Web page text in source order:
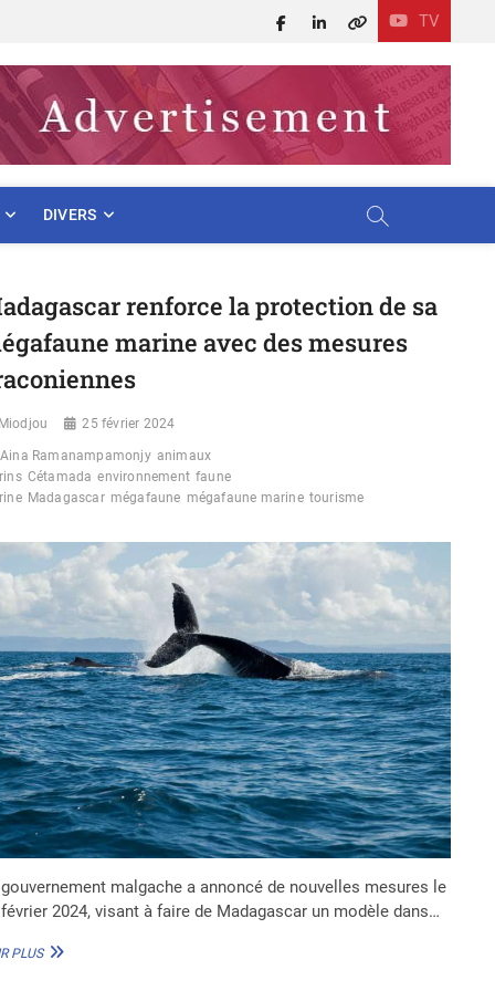
TV
Facebook
LinkedIn
X
DIVERS
renforce la protection de sa
marine avec des mesures
Miodjou 25 février 2024
Aina Ramanampamonjy animaux
Cétamada environnement faune
Madagascar mégafaune mégafaune marine tourisme
malgache a annoncé de nouvelles mesures le
2024, visant à faire de Madagascar un modèle dans…
PLUSMADAGASCAR